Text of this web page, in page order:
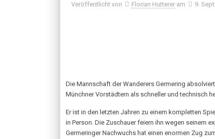
Veröffentlicht von Florian Hutterer am 9.
Die Mannschaft der Wanderers Germering
Münchner Vorstädtern als schneller und technisch
Er ist in den letzten Jahren zu einem kompletten
in Person. Die Zuschauer feiern ihn wegen seinem
Germeringer Nachwuchs hat einen enormen Zug